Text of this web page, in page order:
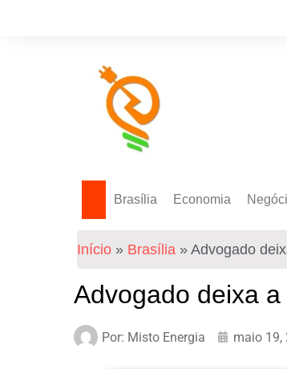
Brasília Economia
Tecnologia
Início » Brasília » Advogado
Advogado deixa
Por: Misto Energia maio 19,